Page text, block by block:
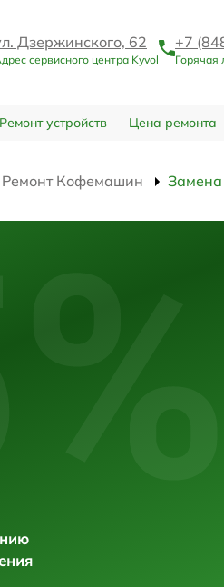
Дзержинского, 62
сервисного центра Kyvol
+7
Горячая
устройств Цена ремонта
Ремонт Кофемашин Замена